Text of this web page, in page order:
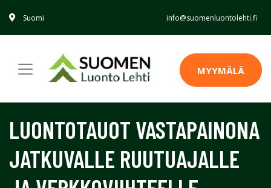
Suomi info@suomenluontolehti.fi
MYYMÄLÄ
LUONTOTAUOT VASTAPAINONA
JATKUVALLE RUUTUAJALLE